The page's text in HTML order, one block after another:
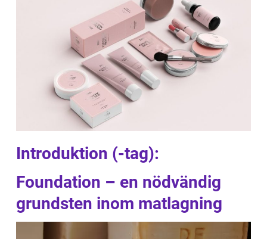
Introduktion (-tag):
Foundation – en nödvändig
grundsten inom matlagning